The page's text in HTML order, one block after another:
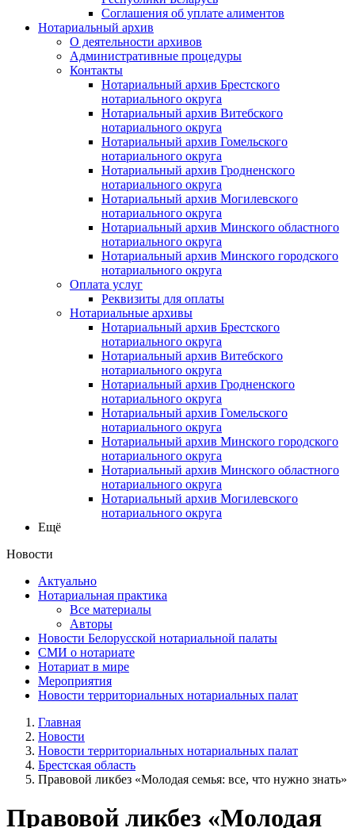
Соглашения об уплате алиментов
Нотариальный архив
О деятельности архивов
Административные процедуры
Контакты
Нотариальный архив Брестского
нотариального округа
Нотариальный архив Витебского
нотариального округа
Нотариальный архив Гомельского
нотариального округа
Нотариальный архив Гродненского
нотариального округа
Нотариальный архив Могилевского
нотариального округа
Нотариальный архив Минского областного
нотариального округа
Нотариальный архив Минского городского
нотариального округа
Оплата услуг
Реквизиты для оплаты
Нотариальные архивы
Нотариальный архив Брестского
нотариального округа
Нотариальный архив Витебского
нотариального округа
Нотариальный архив Гродненского
нотариального округа
Нотариальный архив Гомельского
нотариального округа
Нотариальный архив Минского городского
нотариального округа
Нотариальный архив Минского областного
нотариального округа
Нотариальный архив Могилевского
нотариального округа
Ещё
Новости
Актуально
Нотариальная практика
Все материалы
Авторы
Новости Белорусской нотариальной палаты
СМИ о нотариате
Нотариат в мире
Мероприятия
Новости территориальных нотариальных палат
Главная
Новости
Новости территориальных нотариальных палат
Брестская область
Правовой ликбез «Молодая семья: все, что нужно знать»
Правовой ликбез «Молодая